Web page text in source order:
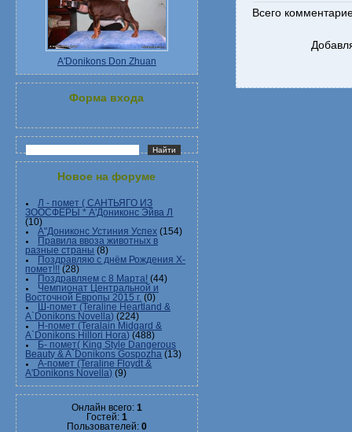
A'Donikons Don Zhuan
Форма входа
Новое на форуме
Л - помет ( САНТЬЯГО ИЗ
ЗООСФЕРЫ * А'Дониконс Эйва Л
(10)
А"Дониконс Устиния Успех (154)
Правила ввоза животных в
разные страны (8)
Поздравляю с днём Рождения Х-
помет!!! (28)
Поздравляем с 8 Марта! (44)
Чемпионат Центральной и
Восточной Европы 2015 г. (0)
Ш-помет (Teraline Heartland &
A`Donikons Novella) (224)
Н-помет (Teralain Midgard &
A`Donikons Hillori Hora) (488)
Б- помет( King Style Dangerous
Beauty & A`Donikons Gospozha (13)
А-помет (Teraline Floydt &
A'Donikons Novella) (9)
Онлайн всего: 1
Гостей: 1
Пользователей: 0
Всего